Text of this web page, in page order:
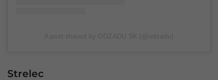
Strelec